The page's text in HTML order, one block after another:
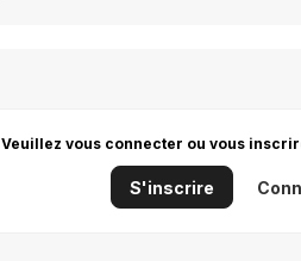
Veuillez vous connecter ou vous
S'inscrire